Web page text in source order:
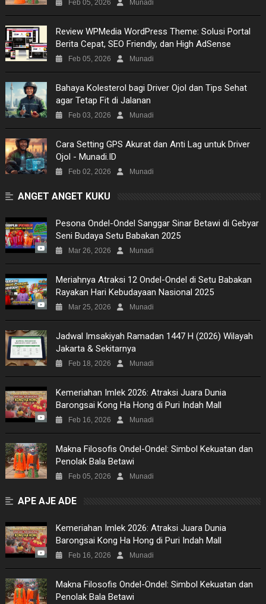
MUSIC
PICTURES
SITEMAP
Feb 05, 2026 Munadi
Review WPMedia WordPress Theme: Solusi Portal
Berita Cepat, SEO Friendly, dan High AdSense
Feb 05, 2026 Munadi
Bahaya Kolesterol bagi Driver Ojol dan Tips Sehat
agar Tetap Fit di Jalanan
Feb 03, 2026 Munadi
​Cara Setting GPS Akurat dan Anti Lag untuk Driver
Ojol - Munadi.ID
Feb 02, 2026 Munadi
ANGET ANGET KUKU
Pesona Ondel-Ondel Sanggar Sinar Betawi di Gebyar
Seni Budaya Setu Babakan 2025
Mar 26, 2026 Munadi
Meriahnya Atraksi 12 Ondel-Ondel di Setu Babakan
Rayakan Hari Kebudayaan Nasional 2025
Mar 25, 2026 Munadi
Jadwal Imsakiyah Ramadan 1447 H (2026) Wilayah
Jakarta & Sekitarnya
Feb 18, 2026 Munadi
Kemeriahan Imlek 2026: Atraksi Juara Dunia
Barongsai Kong Ha Hong di Puri Indah Mall
Feb 16, 2026 Munadi
Makna Filosofis Ondel-Ondel: Simbol Kekuatan dan
Penolak Bala Betawi
Feb 05, 2026 Munadi
APE AJE ADE
Kemeriahan Imlek 2026: Atraksi Juara Dunia
Barongsai Kong Ha Hong di Puri Indah Mall
Feb 16, 2026 Munadi
Makna Filosofis Ondel-Ondel: Simbol Kekuatan dan
Penolak Bala Betawi